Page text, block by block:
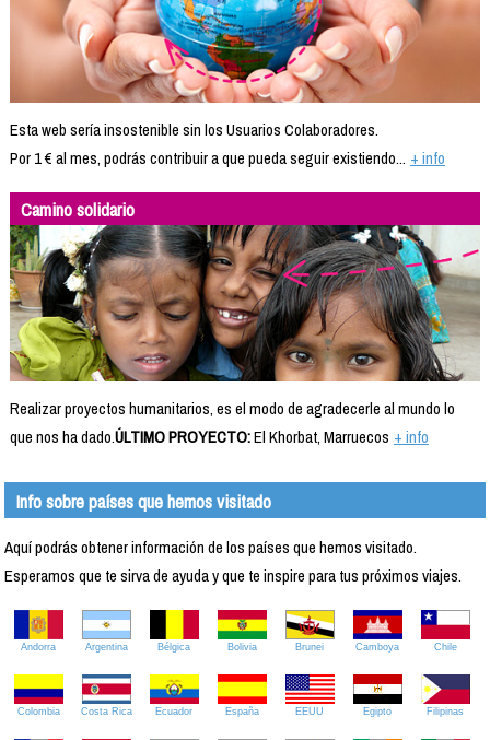
Esta web sería insostenible sin los Usuarios Colaboradores.
Por 1 € al mes, podrás contribuir a que pueda seguir existiendo... + info
Camino solidario
Realizar proyectos humanitarios, es el modo de agradecerle al mundo lo
que nos ha dado.ÚLTIMO PROYECTO:El Khorbat, Marruecos + info
Info sobre países que hemos visitado
Aquí podrás obtener información de los países que hemos visitado.
Esperamos que te sirva de ayuda y que te inspire para tus próximos viajes.
Andorra Argentina Bélgica Bolivia Brunei Camboya Chile
Colombia Costa Rica Ecuador España EEUU Egipto Filipinas